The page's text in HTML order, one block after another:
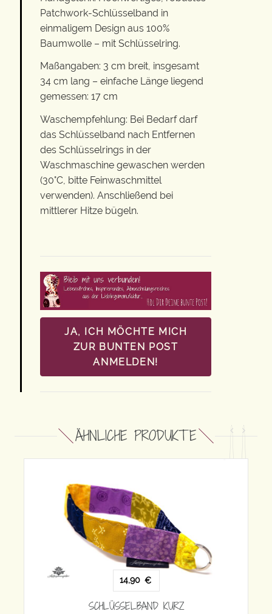
Patchwork-Schlüsselband in
einmaligem Design aus 100%
Baumwolle – mit Schlüsselring.
Maßangaben: 3 cm breit, insgesamt
34 cm lang – einfache Länge liegend
gemessen: 17 cm
Waschempfehlung: Bei Bedarf darf
das Schlüsselband nach Entfernen
des Schlüsselrings in der
Waschmaschine gewaschen werden
(30°C, bitte Feinwaschmittel
verwenden). Anschließend bei
mittlerer Hitze bügeln.
JA, ICH MÖCHTE MICH
ZUR BUNTEN POST
ANMELDEN!
ÄHNLICHE PRODUKTE
14,90
SCHLÜSSELBAND KURZ